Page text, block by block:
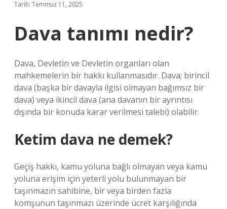
Tarih: Temmuz 11, 2025
Dava tanımı nedir?
Dava, Devletin ve Devletin organları olan
mahkemelerin bir hakkı kullanmasıdır. Dava; birincil
dava (başka bir davayla ilgisi olmayan bağımsız bir
dava) veya ikincil dava (ana davanın bir ayrıntısı
dışında bir konuda karar verilmesi talebi) olabilir.
Ketim dava ne demek?
Geçiş hakkı, kamu yoluna bağlı olmayan veya kamu
yoluna erişim için yeterli yolu bulunmayan bir
taşınmazın sahibine, bir veya birden fazla
komşunun taşınmazı üzerinde ücret karşılığında